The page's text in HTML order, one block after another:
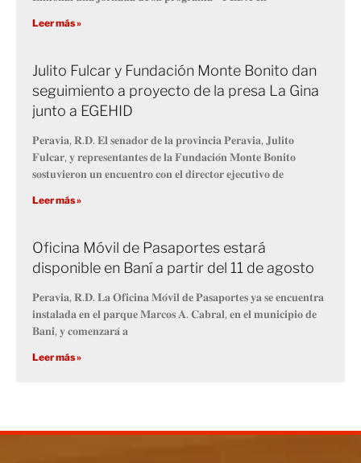
Leer más »
Julito Fulcar y Fundación Monte Bonito dan
seguimiento a proyecto de la presa La Gina
junto a EGEHID
𝐏𝐞𝐫𝐚𝐯𝐢𝐚, 𝐑.𝐃. 𝐄𝐥 𝐬𝐞𝐧𝐚𝐝𝐨𝐫 𝐝𝐞 𝐥𝐚 𝐩𝐫𝐨𝐯𝐢𝐧𝐜𝐢𝐚 𝐏𝐞𝐫𝐚𝐯𝐢𝐚, 𝐉𝐮𝐥𝐢𝐭𝐨
𝐅𝐮𝐥𝐜𝐚𝐫, 𝐲 𝐫𝐞𝐩𝐫𝐞𝐬𝐞𝐧𝐭𝐚𝐧𝐭𝐞𝐬 𝐝𝐞 𝐥𝐚 𝐅𝐮𝐧𝐝𝐚𝐜𝐢𝐨́𝐧 𝐌𝐨𝐧𝐭𝐞 𝐁𝐨𝐧𝐢𝐭𝐨
𝐬𝐨𝐬𝐭𝐮𝐯𝐢𝐞𝐫𝐨𝐧 𝐮𝐧 𝐞𝐧𝐜𝐮𝐞𝐧𝐭𝐫𝐨 𝐜𝐨𝐧 𝐞𝐥 𝐝𝐢𝐫𝐞𝐜𝐭𝐨𝐫 𝐞𝐣𝐞𝐜𝐮𝐭𝐢𝐯𝐨 𝐝𝐞
Leer más »
Oficina Móvil de Pasaportes estará
disponible en Baní a partir del 11 de agosto
𝐏𝐞𝐫𝐚𝐯𝐢𝐚, 𝐑.𝐃. 𝐋𝐚 𝐎𝐟𝐢𝐜𝐢𝐧𝐚 𝐌𝐨́𝐯𝐢𝐥 𝐝𝐞 𝐏𝐚𝐬𝐚𝐩𝐨𝐫𝐭𝐞𝐬 𝐲𝐚 𝐬𝐞 𝐞𝐧𝐜𝐮𝐞𝐧𝐭𝐫𝐚
𝐢𝐧𝐬𝐭𝐚𝐥𝐚𝐝𝐚 𝐞𝐧 𝐞𝐥 𝐩𝐚𝐫𝐪𝐮𝐞 𝐌𝐚𝐫𝐜𝐨𝐬 𝐀. 𝐂𝐚𝐛𝐫𝐚𝐥, 𝐞𝐧 𝐞𝐥 𝐦𝐮𝐧𝐢𝐜𝐢𝐩𝐢𝐨 𝐝𝐞
𝐁𝐚𝐧𝐢́, 𝐲 𝐜𝐨𝐦𝐞𝐧𝐳𝐚𝐫𝐚́ 𝐚
Leer más »